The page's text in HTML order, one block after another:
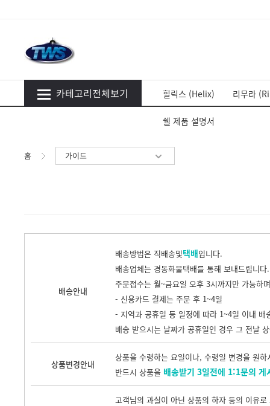
카테고리전체보기 힐릭스 (Helix) 리무라
쉘 제품 설명서
홈 가이드
배송안내
배송방법은 직배송및택배입니다.
배송업체는 경동화물택배를 통해 보내드립니다.
주문접수는 월~금요일 오후 3시까지만 가능하
- 신용카드 결제는 주문 후 1~4일
- 지역과 공휴일 등 일정에 따라 1~4일 이내 배
배송 받으시는 날짜가 공휴일인 경우 그 전날
상품변경안내
상품을 수령하는 요일이나, 수령일 변경을 원하
반드시 상품을 배송받기 3일전에 1:1문의 게
고객님의 과실이 아닌 상품의 하자 등의 이유